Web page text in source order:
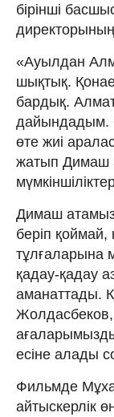
бірінші
«Ауылдан
шықтық.
бардық.
дайындадым.
өте жиі
жатып Димаш
Димаш
беріп қоймай,
тұлғаларына
қадау-қадау
аманаттады.
Жолдасбеков,
есіне алады
Фильмде
айтыскерлік